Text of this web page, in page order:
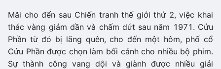
Mãi cho đến sau Chiến tranh thế giới thứ 2, việc khai
thác vàng giảm dần và chấm dứt sau năm 1971. Cửu
Phần từ đó bị lãng quên, cho đến một hôm, phố cổ
Cửu Phần được chọn làm bối cảnh cho nhiều bộ phim.
Sự thành công vang dội và giành được nhiều giải